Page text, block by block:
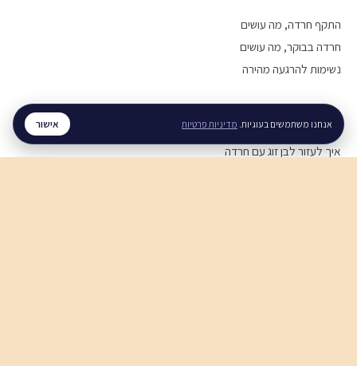
התקף חרדה, מה עושים
חרדה בבוקר, מה עושים
נשימות להרגעה מהירה
מערכות יחסים
איך לעזור לבן זוג עם חרדה
אנחנו משתמשים בעוגיות. מדיניות פרטיות אישור